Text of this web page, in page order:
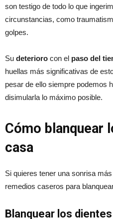
son testigo de todo lo que
circunstancias, como
golpes.
Su deterioro con el paso del
huellas más significativas de
pesar de ello siempre podemos
disimularla lo máximo posible.
Cómo blanquear
casa
Si quieres tener una sonrisa
remedios caseros para
Blanquear los